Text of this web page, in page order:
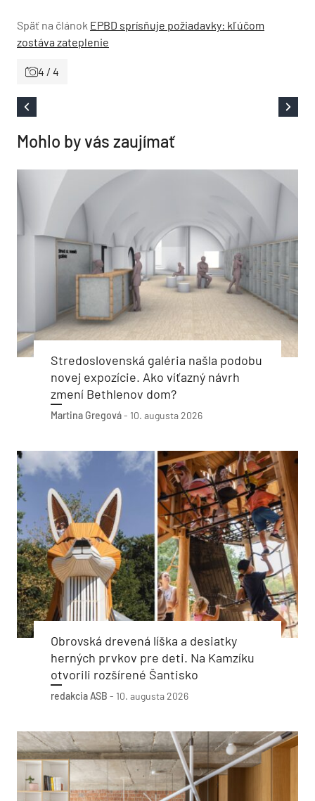
Späť na článok EPBD sprísňuje požiadavky: kľúčom
zostáva zateplenie
4 / 4
Mohlo by vás zaujímať
Stredoslovenská galéria našla podobu
novej expozície. Ako víťazný návrh
zmení Bethlenov dom?
Martina Gregová- 10. augusta 2026
Obrovská drevená líška a desiatky
herných prvkov pre deti. Na Kamzíku
otvorili rozšírené Šantisko
redakcia ASB - 10. augusta 2026